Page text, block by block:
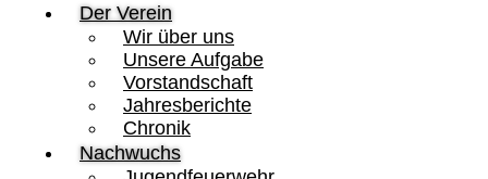
Der Verein
Wir über uns
Unsere Aufgabe
Vorstandschaft
Jahresberichte
Chronik
Nachwuchs